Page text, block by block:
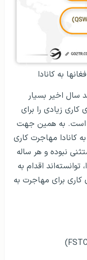
به کانادا
سال اخیر بسیار
کاری زیادی را برای
است. به همین جهت
کانادا مهاجرت کاری
نبوده و هر ساله
اقدام به
کاری برای مهاجرت به